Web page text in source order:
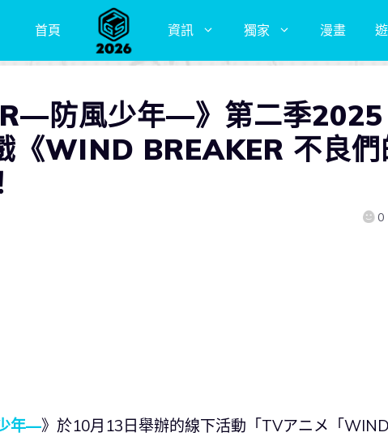
首頁 資訊 獨家 漫畫
防風少年—》第二季2025
《WIND BREAKER 不良們
0
年—》於10月13日舉辦的線下活動「TVアニメ「